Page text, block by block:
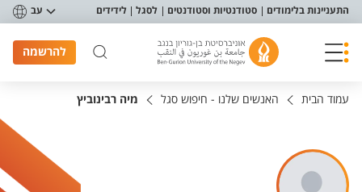
תפריט נגישות
התעניינות בלימודים סטודנטיות וסטודנטים לסגל לידידים עב
להרשמה
עמוד הבית האנשים שלנו - חיפוש סגל מיה רבינוביץ